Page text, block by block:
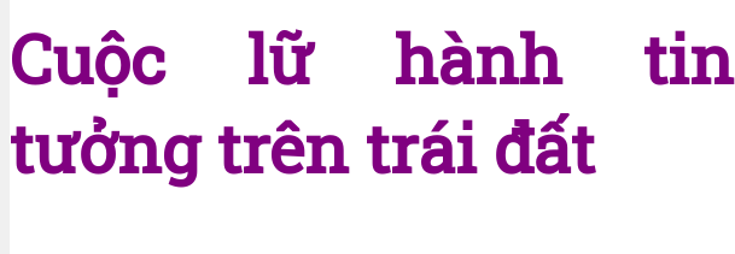
Cuộc lữ hành tin
tưởng trên trái đất